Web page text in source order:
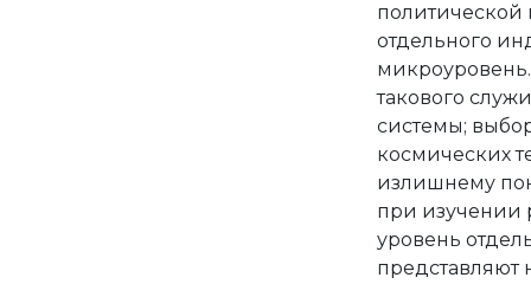
политической
отдельного
такового
системы;
космических
излишнему
при изучении
уровень
представляют